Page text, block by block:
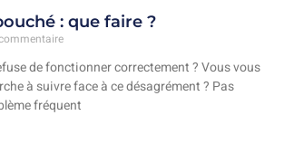
: que faire ?
de fonctionner correctement ? Vous vous
à suivre face à ce désagrément ? Pas
fréquent